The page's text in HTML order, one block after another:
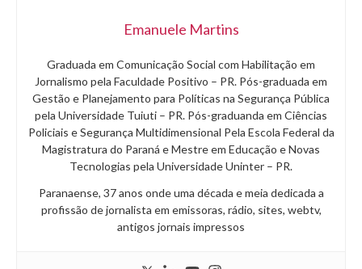
Emanuele Martins
Graduada em Comunicação Social com Habilitação em
Jornalismo pela Faculdade Positivo – PR. Pós-graduada em
Gestão e Planejamento para Políticas na Segurança Pública
pela Universidade Tuiuti – PR. Pós-graduanda em Ciências
Policiais e Segurança Multidimensional Pela Escola Federal da
Magistratura do Paraná e Mestre em Educação e Novas
Tecnologias pela Universidade Uninter – PR.
Paranaense, 37 anos onde uma década e meia dedicada a
profissão de jornalista em emissoras, rádio, sites, webtv,
antigos jornais impressos